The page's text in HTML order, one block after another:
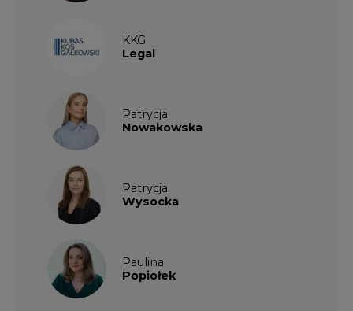
KKG
Legal
Patrycja
Nowakowska
Patrycja
Wysocka
Paulina
Popiołek